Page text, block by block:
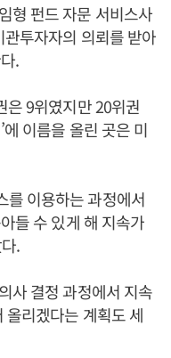
형 펀드 자문 서비스사
투자자의 의뢰를 받아
.
은 9위였지만 20위권
에 이름을 올린 곳은 미
를 이용하는 과정에서
들 수 있게 해 지속가
.
사 결정 과정에서 지속
리겠다는 계획도 세